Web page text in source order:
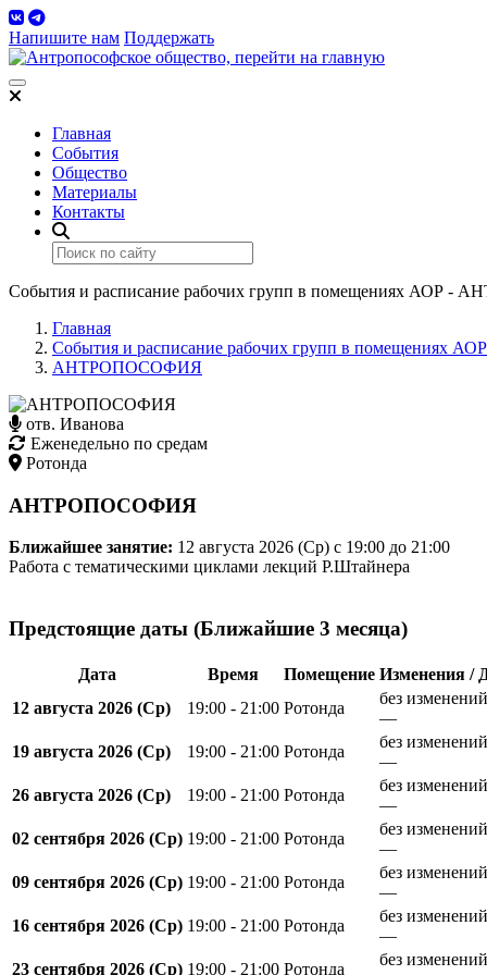
Напишите нам Поддержать
Toggle navigation
Главная
События
Общество
Материалы
Контакты
События и расписание рабочих групп в помещениях АОР
Главная
События и расписание рабочих групп в помещениях АОР
АНТРОПОСОФИЯ
отв. Иванова
Еженедельно по средам
Ротонда
АНТРОПОСОФИЯ
Ближайшее занятие: 12 августа 2026 (Ср) с 19:00 до 21:00
Работа с тематическими циклами лекций Р.Штайнера
Предстоящие даты (Ближайшие 3 месяца)
Дата Время Помещение Изменения /
12 августа 2026 (Ср)
19:00 - 21:00 Ротонда
без изменений
—
19 августа 2026 (Ср)
19:00 - 21:00 Ротонда
без изменений
—
26 августа 2026 (Ср)
19:00 - 21:00 Ротонда
без изменений
—
02 сентября 2026 (Ср) 19:00 - 21:00 Ротонда
без изменений
—
09 сентября 2026 (Ср) 19:00 - 21:00 Ротонда
без изменений
—
16 сентября 2026 (Ср) 19:00 - 21:00 Ротонда
без изменений
—
23 сентября 2026 (Ср) 19:00 - 21:00 Ротонда
без изменений